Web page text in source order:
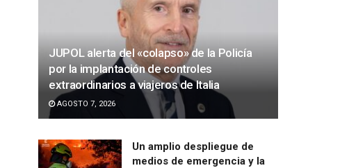
JUPOL alerta del «colapso» de la Policía
por la implantación de controles
extraordinarios a viajeros de Italia
AGOSTO 7, 2026
Un amplio despliegue de
medios de emergencia y la